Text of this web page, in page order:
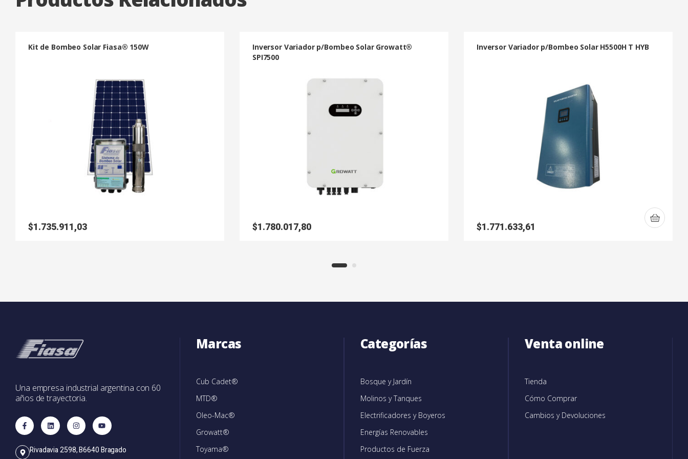
Kit de Bombeo Solar Fiasa® 150W
$1.735.911,03
Inversor Variador p/Bombeo Solar Growatt®
SPI7500
$1.780.017,80
Inversor Variador p/Bombeo Solar H5500H T HYB
$1.771.633,61
Una empresa industrial argentina con 60
años de trayectoria.
Rivadavia 2598, B6640 Bragado
Marcas
Cub Cadet®
MTD®
Oleo-Mac®
Growatt®
Toyama®
Categorías
Bosque y Jardín
Molinos y Tanques
Electrificadores y Boyeros
Energías Renovables
Productos de Fuerza
Venta online
Tienda
Cómo Comprar
Cambios y Devoluciones